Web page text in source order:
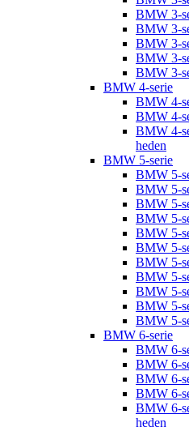
BMW 3-
BMW 3-
BMW 3-
BMW 3-
BMW 3-
BMW 4-serie
BMW 4-
BMW 4-
BMW 4-
heden
BMW 5-serie
BMW 5-
BMW 5-
BMW 5-
BMW 5-
BMW 5-
BMW 5-
BMW 5-
BMW 5-
BMW 5-
BMW 5-
BMW 5-
BMW 6-serie
BMW 6-
BMW 6-
BMW 6-
BMW 6-
BMW 6-
heden